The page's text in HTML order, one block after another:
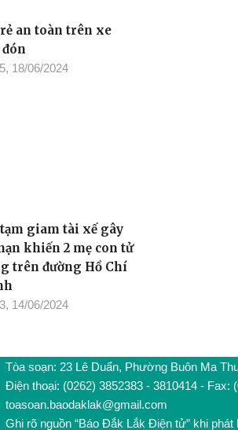
an toàn trên xe
đón
18/06/2024
giam tài xế gây
khiến 2 mẹ con tử
trên đường Hồ Chí
14/06/2024
Tòa soạn: 23 Lê Duẩn, Phường Buôn Ma
Điện thoại: (0262) 3852383 - 3810414 - Fax:
toasoan.baodaklak@gmail.com
Ghi rõ nguồn “Báo Đắk Lắk Điện tử” khi